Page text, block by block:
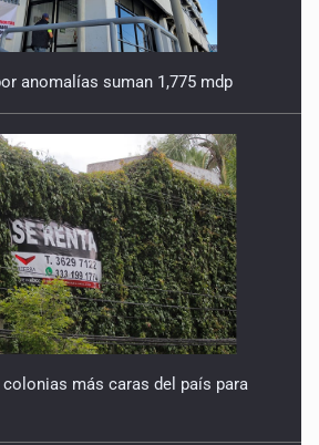
anomalías suman 1,775 mdp
más caras del país para